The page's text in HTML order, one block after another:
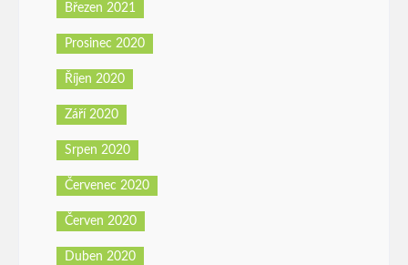
Březen 2021
Prosinec 2020
Říjen 2020
Září 2020
Srpen 2020
Červenec 2020
Červen 2020
Duben 2020